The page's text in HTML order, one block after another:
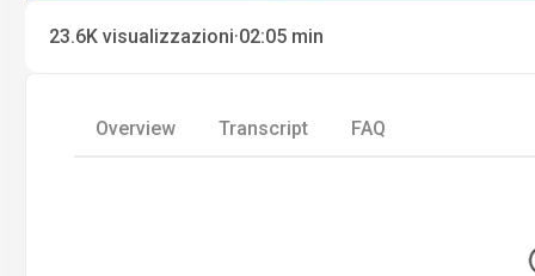
23.6K visualizzazioni·02:05 min
Overview Transcript FAQ